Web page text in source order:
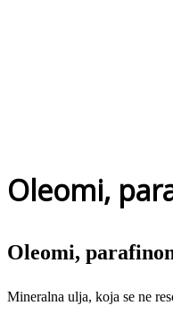
Oleomi,
Oleomi,
Mineralna ulja, koja se ne